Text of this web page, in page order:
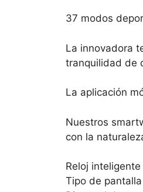
37 modos
La innovadora
tranquilidad de
La aplicación
Nuestros
con la
Reloj
Tipo de